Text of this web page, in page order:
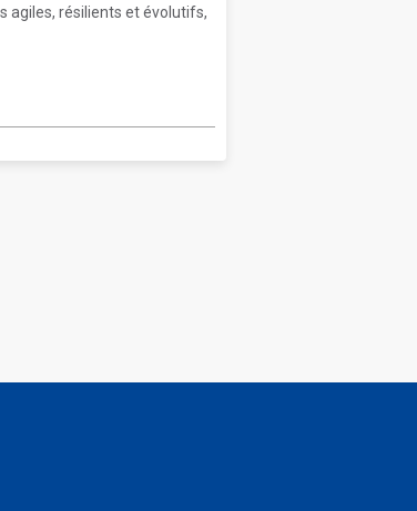
agiles, résilients et évolutifs,